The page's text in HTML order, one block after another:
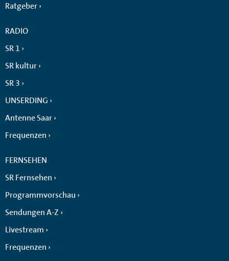
Ratgeber
RADIO
SR 1
SR kultur
SR 3
UNSERDING
Antenne Saar
Frequenzen
FERNSEHEN
SR Fernsehen
Programmvorschau
Sendungen A-Z
Livestream
Frequenzen